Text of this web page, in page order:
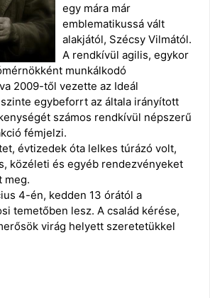
egy mára már
emblematikussá vált
alakjától, Szécsy Vilmától.
A rendkívül agilis, egykor
munkálkodó
2009-től vezette az Ideál
egybeforrt az általa irányított
számos rendkívül népszerű
fémjelzi.
évtizedek óta lelkes túrázó volt,
közéleti és egyéb rendezvényeket
meg.
4-én, kedden 13 órától a
temetőben lesz. A család kérése,
virág helyett szeretetükkel